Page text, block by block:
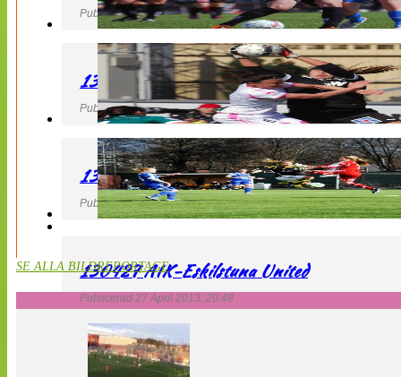
Publicerad 27 April 2013, 22:40
130427 IF Limhamn Bunkeflo – QBIK
Publicerad 27 April 2013, 21:10
130427 LdB FC Malmö – Mallbackens IF
Publicerad 27 April 2013, 20:54
130427 AIK-Eskilstuna United
Publicerad 27 April 2013, 20:48
SE ALLA BILDREPORTAGE